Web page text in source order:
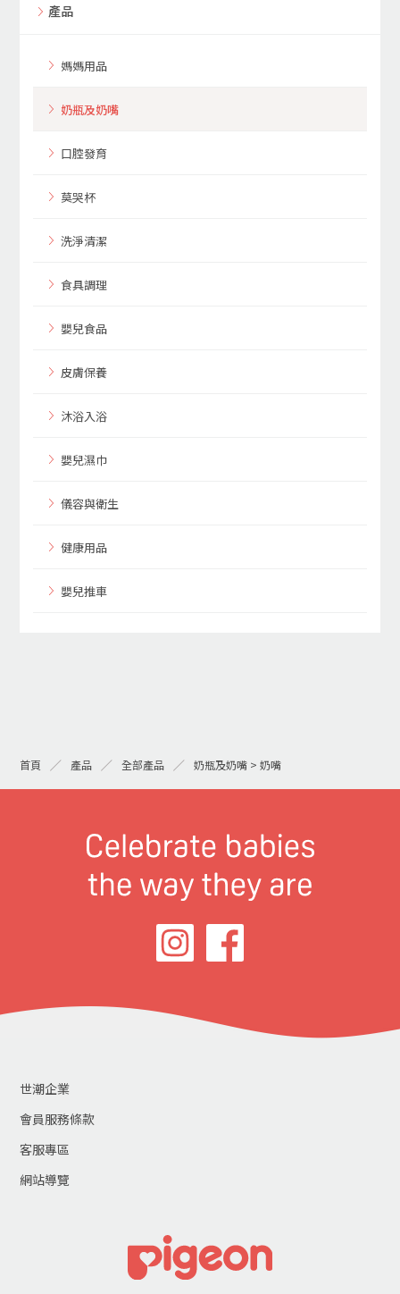
產品
媽媽用品
奶瓶及奶嘴
口腔發育
莫哭杯
洗淨清潔
食具調理
嬰兒食品
皮膚保養
沐浴入浴
嬰兒濕巾
儀容與衛生
健康用品
嬰兒推車
首頁 產品 全部產品 奶瓶及奶嘴 > 奶嘴
世潮企業
會員服務條款
客服專區
網站導覽